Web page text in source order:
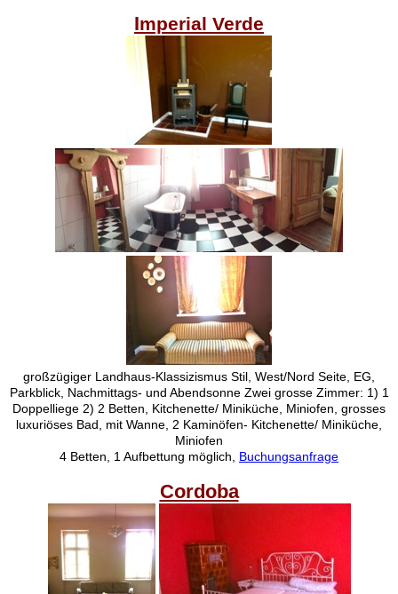
Imperial Verde
großzügiger Landhaus-Klassizismus Stil, West/Nord Seite, EG,
Parkblick, Nachmittags- und Abendsonne Zwei grosse Zimmer: 1) 1
Doppelliege 2) 2 Betten, Kitchenette/ Miniküche, Miniofen, grosses
luxuriöses Bad, mit Wanne, 2 Kaminöfen- Kitchenette/ Miniküche,
Miniofen
4 Betten, 1 Aufbettung möglich, Buchungsanfrage
Cordoba